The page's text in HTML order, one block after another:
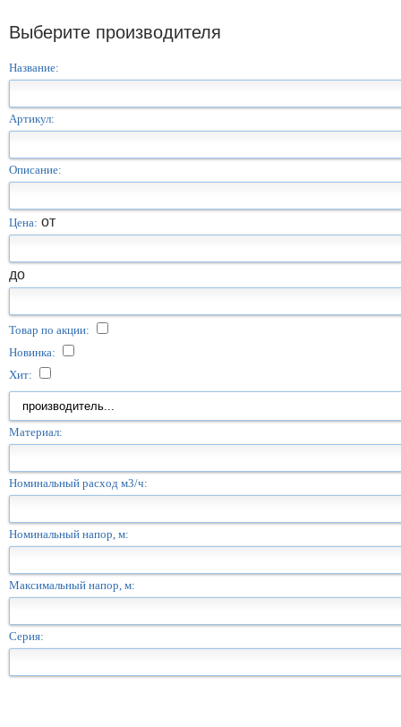
Выберите производителя
Название:
Артикул:
Описание:
Цена: от
до
Товар по акции:
Новинка:
Хит:
Материал:
Номинальный расход м3/ч:
Номинальный напор, м:
Максимальный напор, м:
Серия: